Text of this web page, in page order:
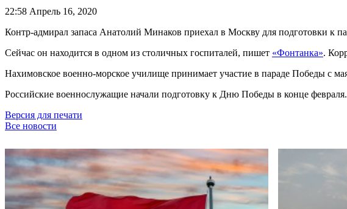
22:58 Апрель 16, 2020
Контр-адмирал запаса Анатолий Минаков приехал в Москву для подготовки к
Сейчас он находится в одном из столичных госпиталей, пишет «Фонтанка».
Нахимовское военно-морское училище принимает участие в параде Победы с
Российские военнослужащие начали подготовку к Дню Победы в конце февраля.
Версия для печати
Все новости